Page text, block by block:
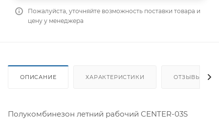
Пожалуйста, уточняйте возможность поставки товара и
цену у менеджера
ОПИСАНИЕ ХАРАКТЕРИСТИКИ ОТЗЫВЫ
Полукомбинезон летний рабочий CENTER-03S